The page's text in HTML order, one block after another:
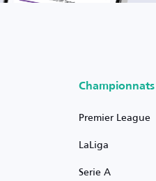
Championnats
Premier League
LaLiga
Serie A